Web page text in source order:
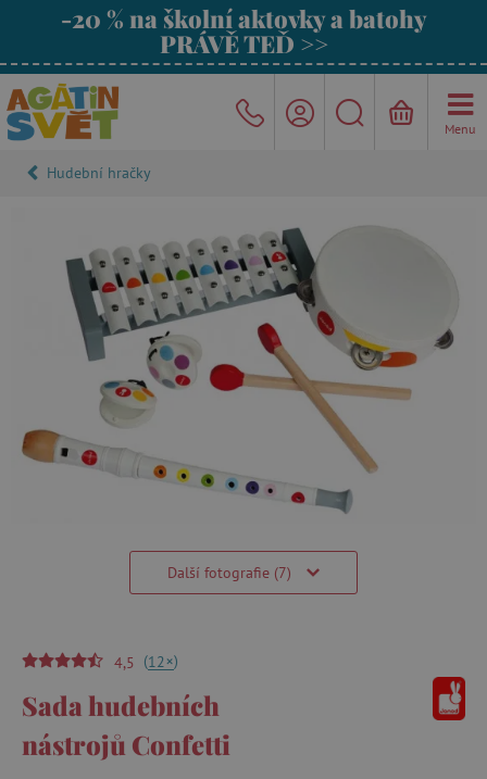
-20 % na školní aktovky a batohy
PRÁVĚ TEĎ >>
Menu
Hudební hračky
Další fotografie (7)
4,5 (12+)
Sada hudebních
nástrojů Confetti